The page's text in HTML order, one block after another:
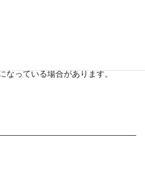
なっている場合があります。